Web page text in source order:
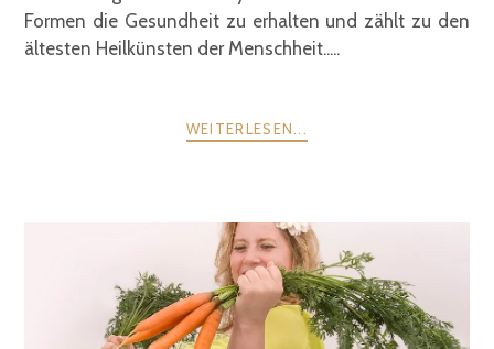
Formen die Gesundheit zu erhalten und zählt zu den
ältesten Heilkünsten der Menschheit.....
WEITERLESEN...